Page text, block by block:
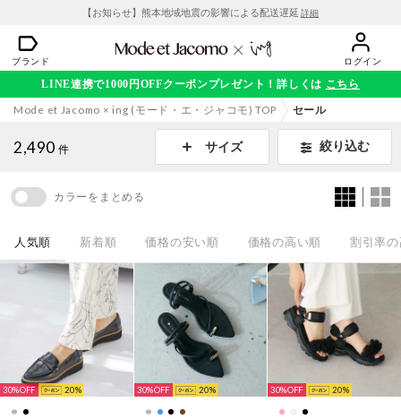
【お知らせ】熊本地域地震の影響による配送遅延 詳細
ブランド ログイン
LINE連携で1000円OFFクーポンプレゼント！詳しくは こちら
Mode et Jacomo × ing (モード・エ・ジャコモ) TOP セール
2,490 件 サイズ 絞り込む
カラーをまとめる
人気順 新着順 価格の安い順 価格の高い順 割引率
30% 20 30% 20 30% 20